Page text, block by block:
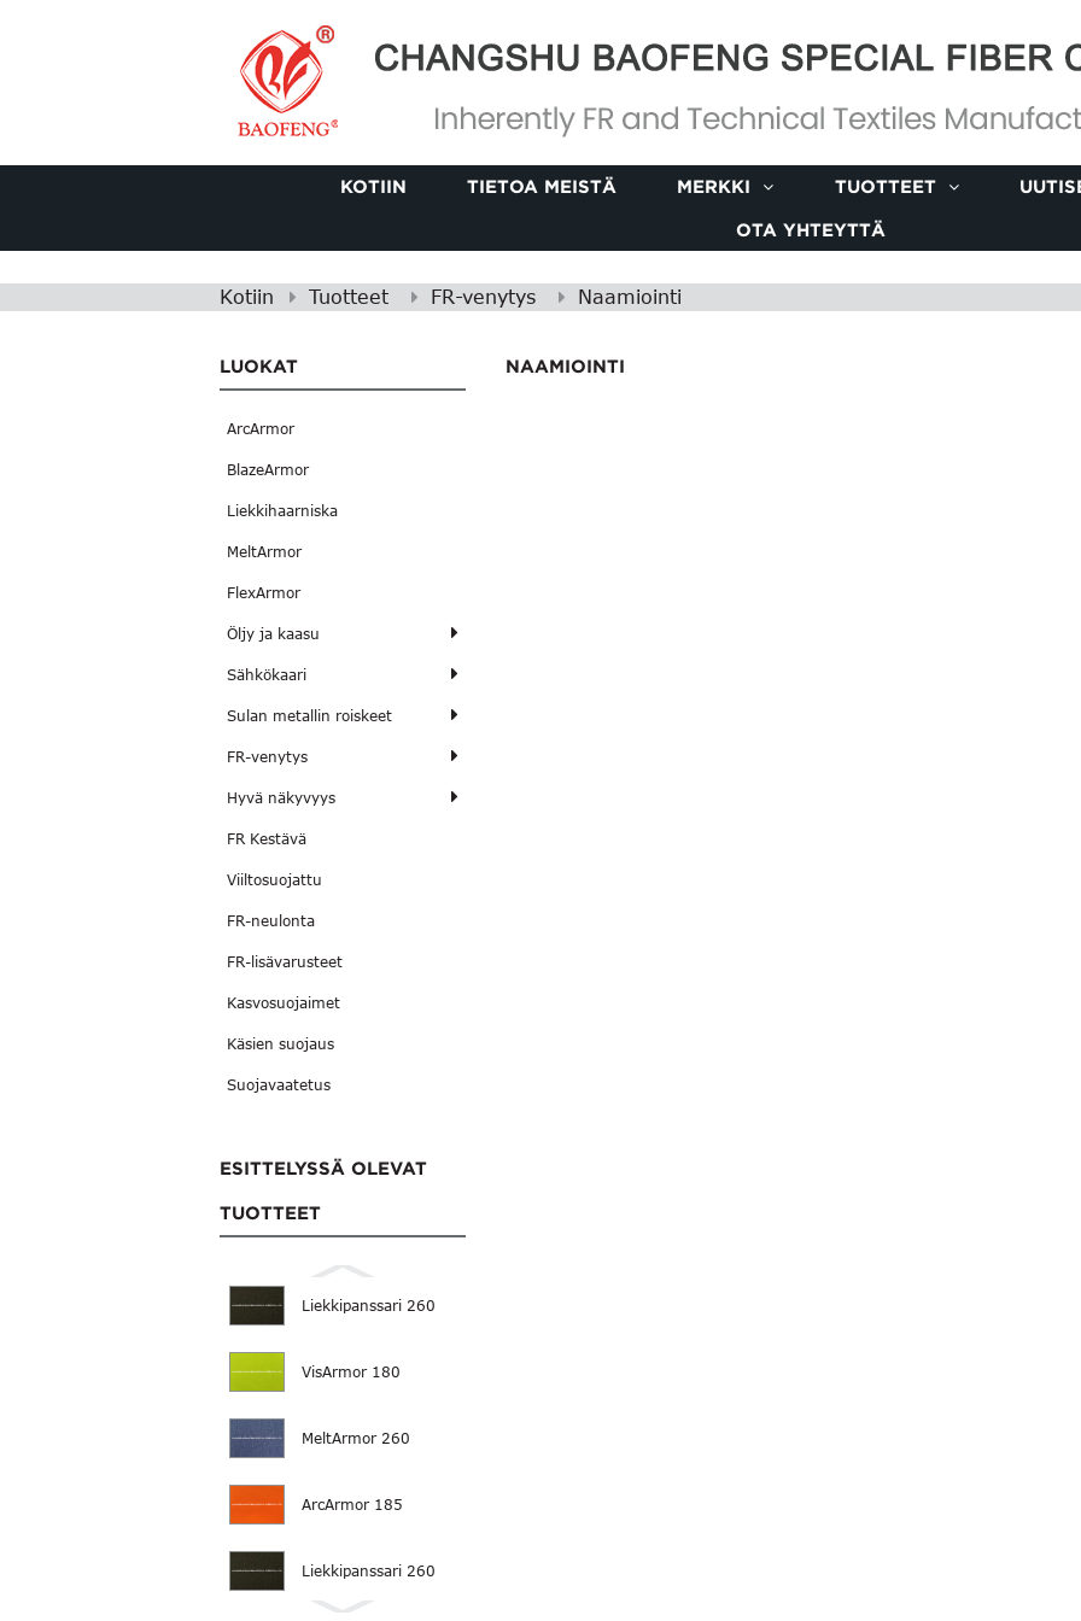
KOTIIN TIETOA MEISTÄ MERKKI TUOTTEET
OTA YHTEYTTÄ
Kotiin Tuotteet FR-venytys Naamiointi
LUOKAT
ArcArmor
BlazeArmor
Liekkihaarniska
MeltArmor
FlexArmor
Öljy ja kaasu
Sähkökaari
Sulan metallin roiskeet
FR-venytys
Hyvä näkyvyys
FR Kestävä
Viiltosuojattu
FR-neulonta
FR-lisävarusteet
Kasvosuojaimet
Käsien suojaus
Suojavaatetus
ESITTELYSSÄ OLEVAT
TUOTTEET
Liekkipanssari 260
VisArmor 180
MeltArmor 260
ArcArmor 185
Liekkipanssari 260
NAAMIOINTI